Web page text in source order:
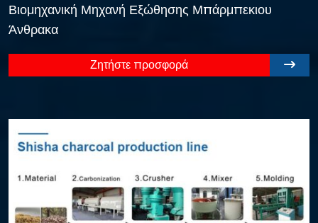
Βιομηχανική Μηχανή Εξώθησης Μπάρμπεκιου
Άνθρακα
Ζητήστε προσφορά